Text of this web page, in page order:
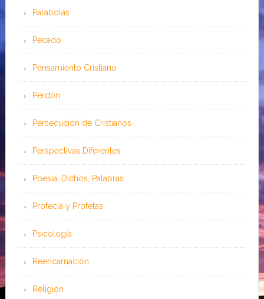
Parábolas
Pecado
Pensamiento Cristiano
Perdón
Persecución de Cristianos
Perspectivas Diferentes
Poesía, Dichos, Palabras
Profecía y Profetas
Psicología
Reencarnación
Religión